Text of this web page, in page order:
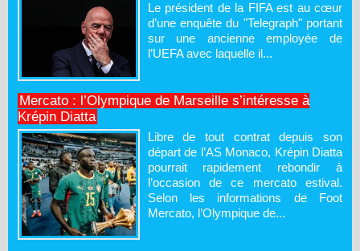
Le président de la FIFA est au cœur
d’une enquête du "Telegraph" portant
sur une ancienne employée de
l’UEFA avec laquelle il...
Mercato : l’Olympique de Marseille s’intéresse à
Krépin Diatta
Libre de tout contrat depuis son
départ de l’AS Monaco, Krépin Diatta
pourrait rapidement rebondir à
l’occasion de ce mercato estival.
Selon les informations de Foot
Mercato, l’Olympique de...